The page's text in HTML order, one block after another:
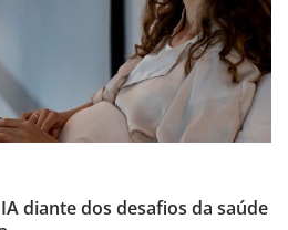
diante dos desafios da saúde